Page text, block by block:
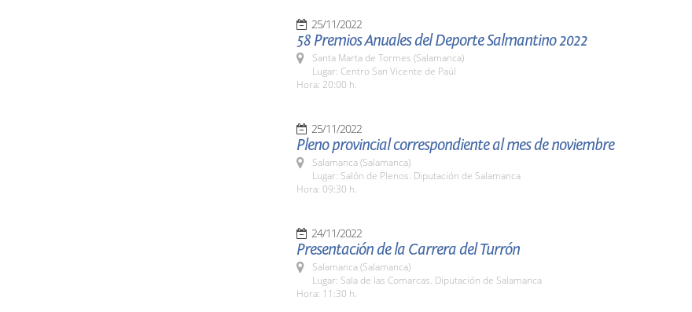
25/11/2022
58 Premios Anuales del Deporte Salmantino 2022
Santa Marta de Tormes (Salamanca)
Lugar: Centro San Vicente de Paúl
Hora: 20:00 h.
25/11/2022
Pleno provincial correspondiente al mes de noviembre
Salamanca (Salamanca)
Lugar: Salón de Plenos. Diputación de Salamanca
Hora: 09:30 h.
24/11/2022
Presentación de la Carrera del Turrón
Salamanca (Salamanca)
Lugar: Sala de las Comarcas. Diputación de Salamanca
Hora: 11:30 h.